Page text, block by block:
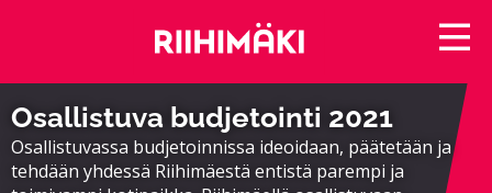
Osallistuva budjetointi 2021
Osallistuvassa budjetoinnissa ideoidaan, päätetään ja
tehdään yhdessä Riihimäestä entistä parempi ja